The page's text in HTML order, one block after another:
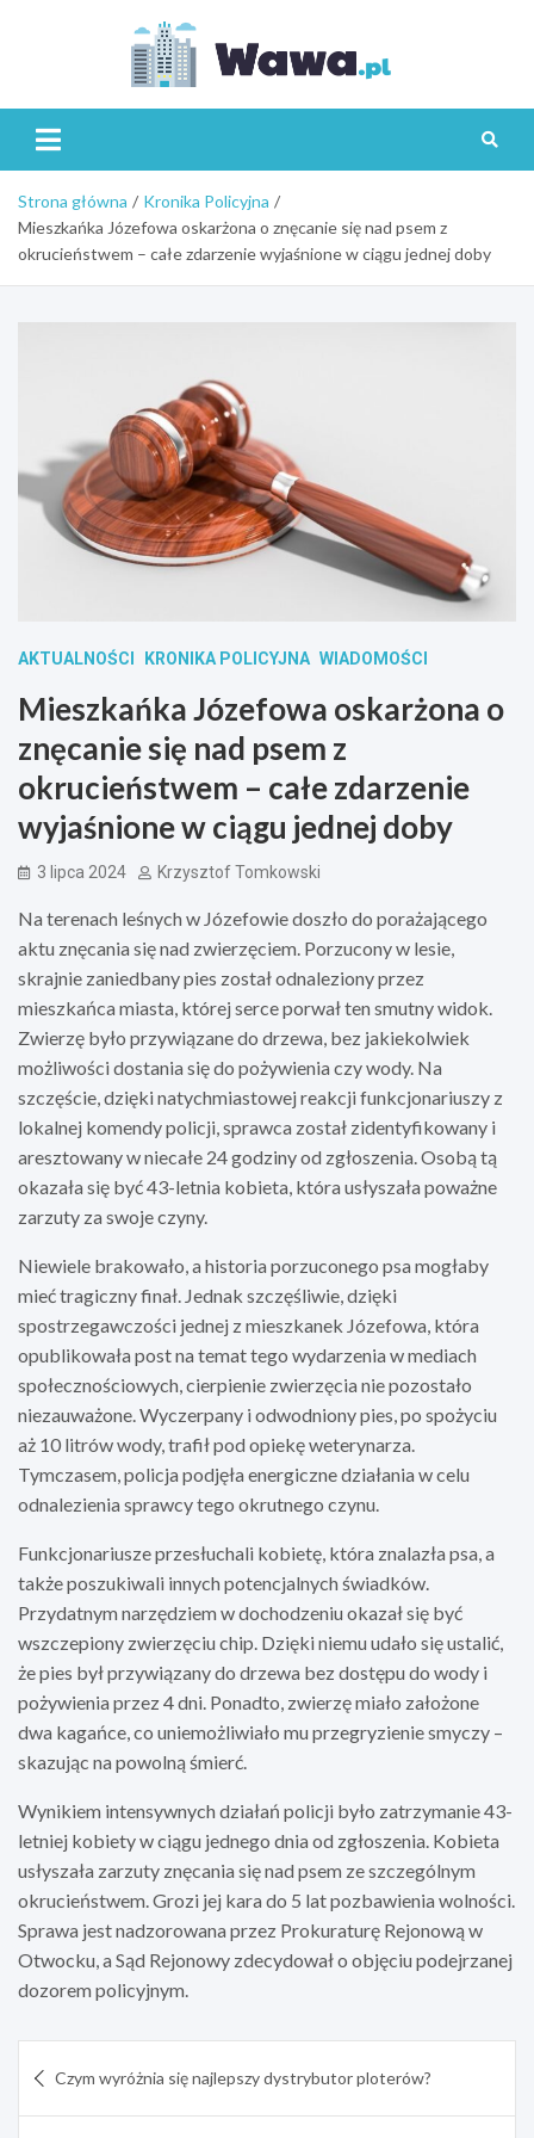
Strona główna
Kronika Policyjna
Mieszkańka Józefowa oskarżona o znęcanie się nad psem z
okrucieństwem – całe zdarzenie wyjaśnione w ciągu jednej doby
AKTUALNOŚCI KRONIKA POLICYJNA WIADOMOŚCI
Mieszkańka Józefowa oskarżona o
znęcanie się nad psem z
okrucieństwem – całe zdarzenie
wyjaśnione w ciągu jednej doby
3 lipca 2024 Krzysztof Tomkowski
Na terenach leśnych w Józefowie doszło do porażającego
aktu znęcania się nad zwierzęciem. Porzucony w lesie,
skrajnie zaniedbany pies został odnaleziony przez
mieszkańca miasta, której serce porwał ten smutny widok.
Zwierzę było przywiązane do drzewa, bez jakiekolwiek
możliwości dostania się do pożywienia czy wody. Na
szczęście, dzięki natychmiastowej reakcji funkcjonariuszy z
lokalnej komendy policji, sprawca został zidentyfikowany i
aresztowany w niecałe 24 godziny od zgłoszenia. Osobą tą
okazała się być 43-letnia kobieta, która usłyszała poważne
zarzuty za swoje czyny.
Niewiele brakowało, a historia porzuconego psa mogłaby
mieć tragiczny finał. Jednak szczęśliwie, dzięki
spostrzegawczości jednej z mieszkanek Józefowa, która
opublikowała post na temat tego wydarzenia w mediach
społecznościowych, cierpienie zwierzęcia nie pozostało
niezauważone. Wyczerpany i odwodniony pies, po spożyciu
aż 10 litrów wody, trafił pod opiekę weterynarza.
Tymczasem, policja podjęła energiczne działania w celu
odnalezienia sprawcy tego okrutnego czynu.
Funkcjonariusze przesłuchali kobietę, która znalazła psa, a
także poszukiwali innych potencjalnych świadków.
Przydatnym narzędziem w dochodzeniu okazał się być
wszczepiony zwierzęciu chip. Dzięki niemu udało się ustalić,
że pies był przywiązany do drzewa bez dostępu do wody i
pożywienia przez 4 dni. Ponadto, zwierzę miało założone
dwa kagańce, co uniemożliwiało mu przegryzienie smyczy –
skazując na powolną śmierć.
Wynikiem intensywnych działań policji było zatrzymanie 43-
letniej kobiety w ciągu jednego dnia od zgłoszenia. Kobieta
usłyszała zarzuty znęcania się nad psem ze szczególnym
okrucieństwem. Grozi jej kara do 5 lat pozbawienia wolności.
Sprawa jest nadzorowana przez Prokuraturę Rejonową w
Otwocku, a Sąd Rejonowy zdecydował o objęciu podejrzanej
dozorem policyjnym.
wpisu
Czym wyróżnia się najlepszy dystrybutor ploterów?